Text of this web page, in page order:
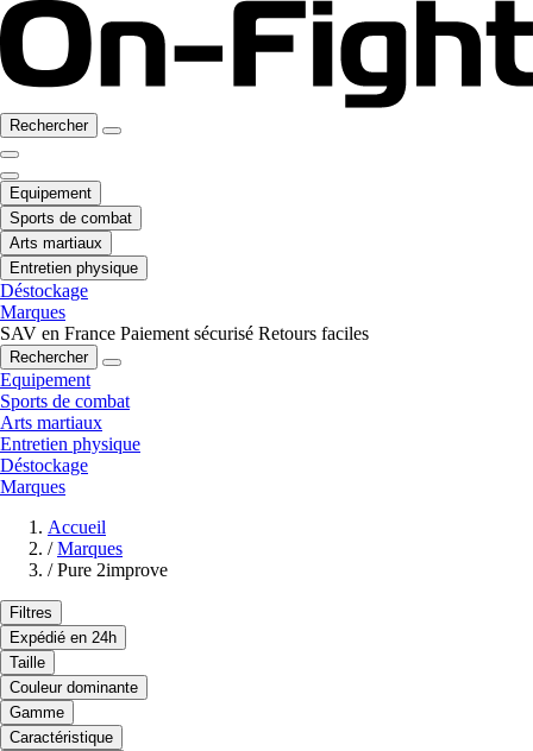
Rechercher
Equipement
Sports de combat
Arts martiaux
Entretien physique
Déstockage
Marques
SAV en France Paiement sécurisé Retours faciles
Rechercher
Equipement
Sports de combat
Arts martiaux
Entretien physique
Déstockage
Marques
Accueil
/ Marques
/ Pure 2improve
Filtres
Expédié en 24h
Taille
Couleur dominante
Gamme
Caractéristique